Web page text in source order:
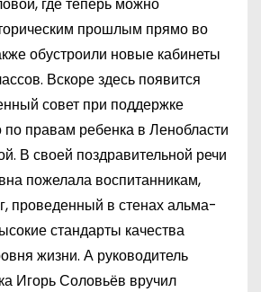
прошлым прямо во
обустроили новые кабинеты
Вскоре здесь появится
совет при поддержке
правам ребенка в Ленобласти
В своей поздравительной речи
пожелала воспитанникам,
проведенный в стенах альма-
стандарты качества
жизни. А руководитель
Игорь Соловьёв вручил